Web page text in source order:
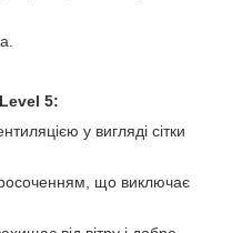
5:
у вигляді сітки
що виключає